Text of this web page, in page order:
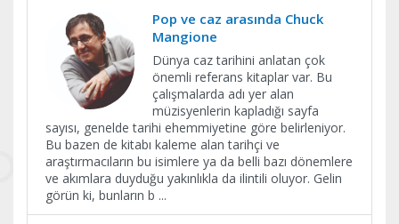
Pop ve caz arasında Chuck
Mangione
Dünya caz tarihini anlatan çok
önemli referans kitaplar var. Bu
çalışmalarda adı yer alan
müzisyenlerin kapladığı sayfa
sayısı, genelde tarihi ehemmiyetine göre belirleniyor.
Bu bazen de kitabı kaleme alan tarihçi ve
araştırmacıların bu isimlere ya da belli bazı dönemlere
ve akımlara duyduğu yakınlıkla da ilintili oluyor. Gelin
görün ki, bunların b ...